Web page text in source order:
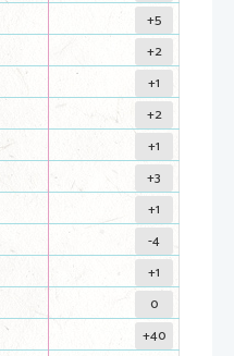
+5
+2
+1
+2
+1
+3
+1
-4
+1
0
+40